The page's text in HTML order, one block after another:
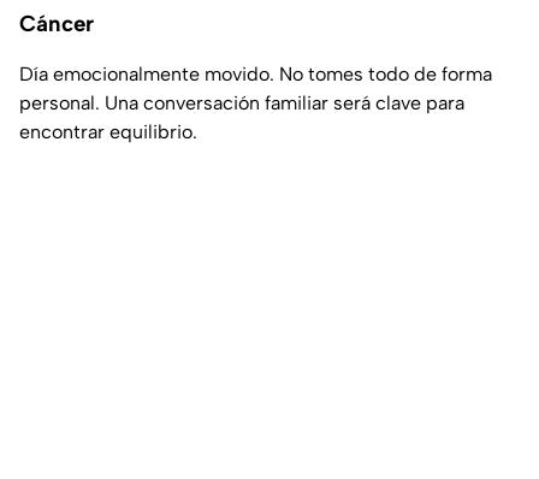
Cáncer
Día emocionalmente movido. No tomes todo de forma
personal. Una conversación familiar será clave para
encontrar equilibrio.